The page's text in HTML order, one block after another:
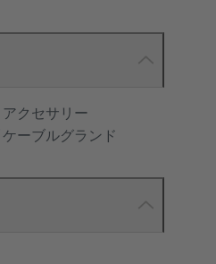
アクセサリー
ケーブルグランド